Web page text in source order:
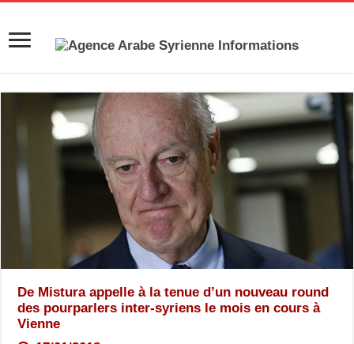
De Mistura appelle à la tenue d’un nouveau round
des pourparlers inter-syriens le mois en cours à
Vienne